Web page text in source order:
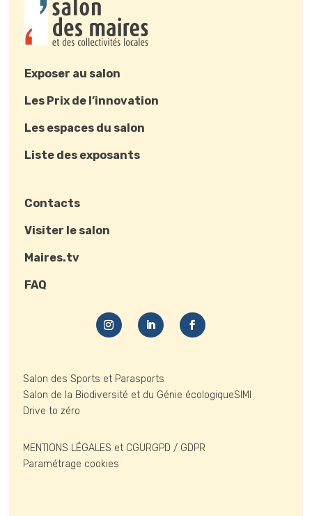
Exposer au salon
Les Prix de l’innovation
Les espaces du salon
Liste des exposants
Contacts
Visiter le salon
Maires.tv
FAQ
Salon des Sports et Parasports
Salon de la Biodiversité et du Génie écologiqueSIMI
Drive to zéro
MENTIONS LÉGALES et CGURGPD / GDPR
Paramétrage cookies